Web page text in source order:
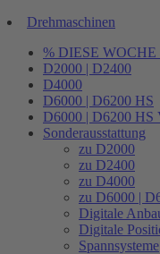
Drehmaschinen
% DIESE WOCHE
D2000 | D2400
D4000
D6000 | D6200 HS
D6000 | D6200 HS
Sonderausstattung
zu D2000
zu D2400
zu D4000
zu D6000 |
Digitale
Digitale
Spannsysteme